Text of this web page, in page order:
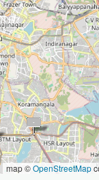
map ©OpenStreetMap